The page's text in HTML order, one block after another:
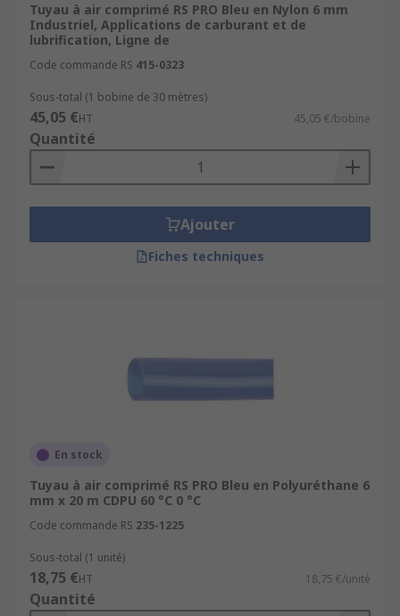
Tuyau à air comprimé RS PRO Bleu en Nylon 6 mm
Industriel, Applications de carburant et de
lubrification, Ligne de
Code commande RS 415-0323
Sous-total (1 bobine de 30 mètres)
45,05 €HT 45,05 €/bobine
Quantité
Ajouter
Fiches techniques
En stock
Tuyau à air comprimé RS PRO Bleu en Polyuréthane 6
mm x 20 m CDPU 60 °C 0 °C
Code commande RS 235-1225
Sous-total (1 unité)
18,75 €HT 18,75 €/unité
Quantité